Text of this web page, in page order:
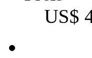
US$